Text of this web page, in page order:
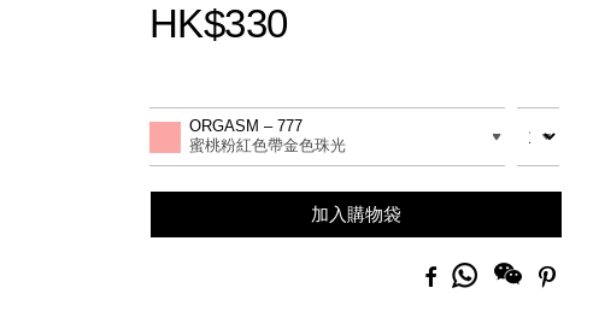
HK$330
to
options
Actions
ORGASM – 777
蜜桃粉紅色帶金色珠光
數量
加入購物袋
Facebook
分